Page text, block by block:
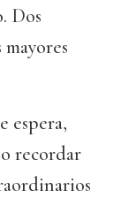
Dos
espera,
recordar